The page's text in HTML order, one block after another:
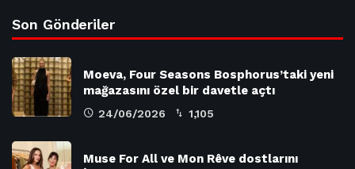
Son Gönderiler
Moeva, Four Seasons Bosphorus’taki yeni
mağazasını özel bir davetle açtı
24/06/2026 1,105
Muse For All ve Mon Rêve dostlarını